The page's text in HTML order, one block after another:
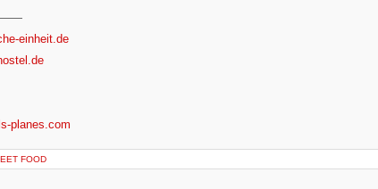
einheit.de
planes.com
FOOD